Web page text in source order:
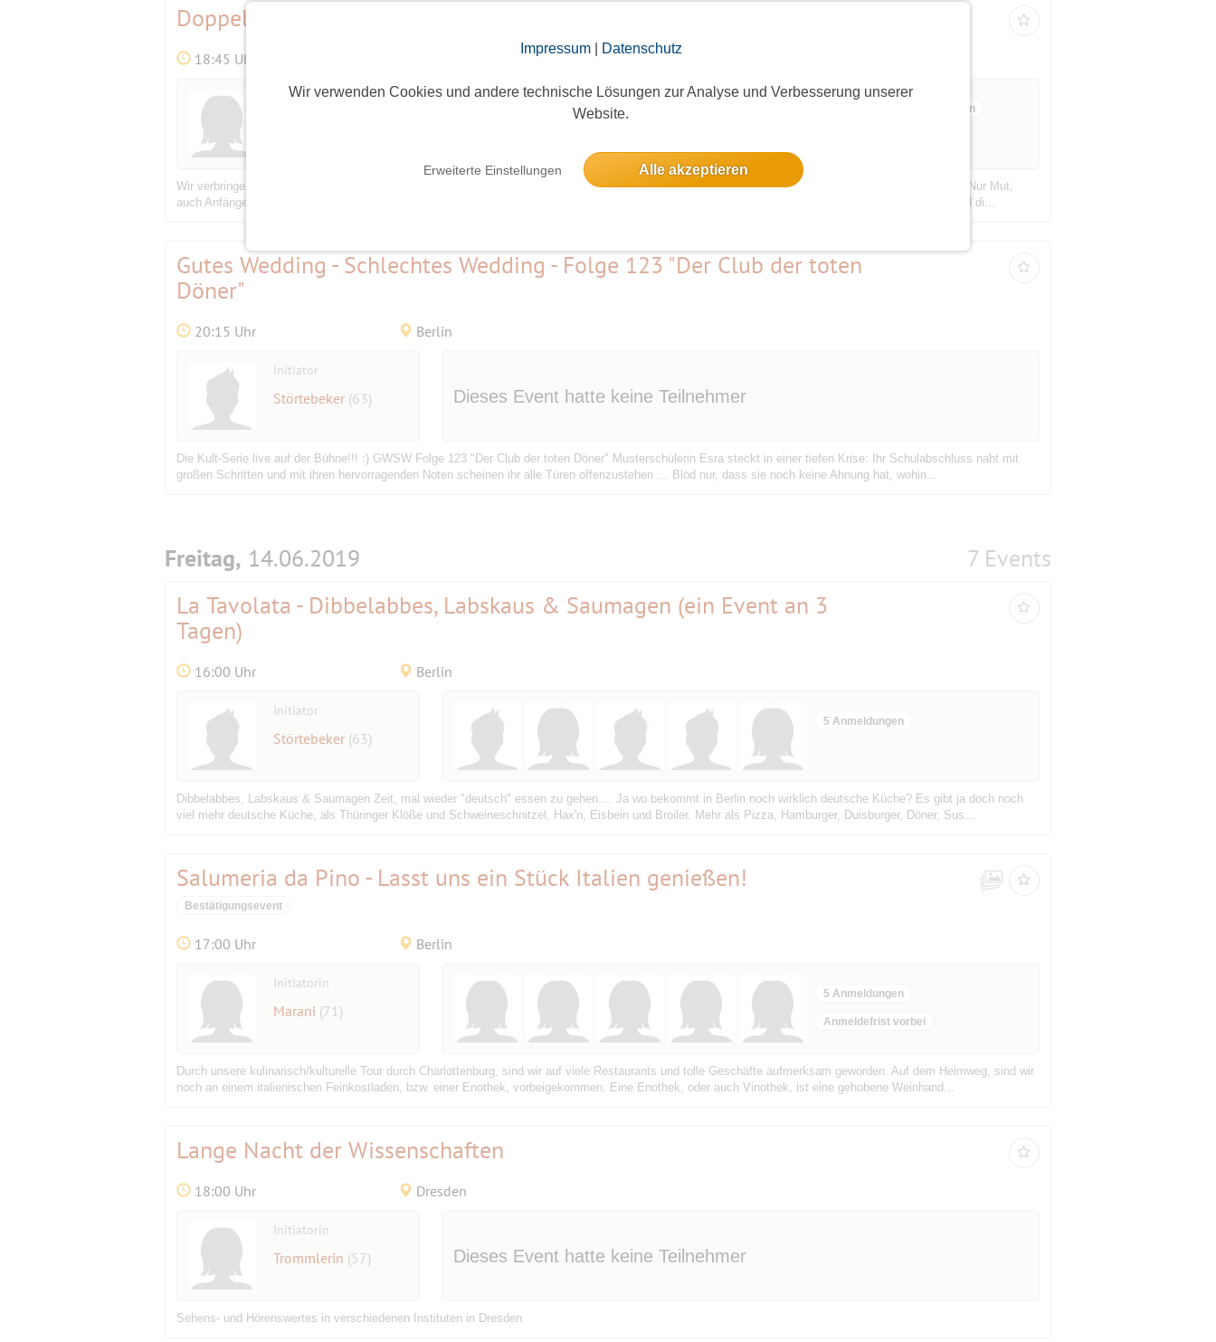
Impressum| Datenschutz
Wir verwenden Cookies und andere technische Lösungen zur Analyse und Verbesserung unserer
Website.
Erweiterte Einstellungen Alle akzeptieren
Doppelkopf mal wieder regelmäßig spielen
18:45 Uhr Mittelstraße 33, 12167 Berlin
Initiatorin
6 Anmeldungen
Wir verbringen jeder Woche einen lustigen entspannten und schönen Doppelkopf- Abend zusammen. Das macht Spass und trainiert unser Gedächtnis. Nur Mut,
auch Anfänger sind willkommen und nach ein Beobachtungsabend können sie mitspielen. Es gibt immer ein paar Experten, die bereit sind zu helfen und di...
Gutes Wedding - Schlechtes Wedding - Folge 123 "Der Club der toten
Döner"
20:15 Uhr Berlin
Initiator
Störtebeker (63) Dieses Event hatte keine Teilnehmer
Die Kult-Serie live auf der Bühne!!! :) GWSW Folge 123 "Der Club der toten Döner" Musterschülerin Esra steckt in einer tiefen Krise: Ihr Schulabschluss naht mit
großen Schritten und mit ihren hervorragenden Noten scheinen ihr alle Türen offenzustehen … Blöd nur, dass sie noch keine Ahnung hat, wohin...
Freitag, 14.06.2019
7 Events
La Tavolata - Dibbelabbes, Labskaus & Saumagen (ein Event an 3
Tagen)
16:00 Uhr Berlin
Initiator
Störtebeker (63)
5 Anmeldungen
Dibbelabbes, Labskaus & Saumagen Zeit, mal wieder "deutsch" essen zu gehen.... Ja wo bekommt in Berlin noch wirklich deutsche Küche? Es gibt ja doch noch
viel mehr deutsche Küche, als Thüringer Klöße und Schweineschnitzel, Hax'n, Eisbein und Broiler. Mehr als Pizza, Hamburger, Duisburger, Döner, Sus...
Salumeria da Pino - Lasst uns ein Stück Italien genießen!
Bestätigungsevent
17:00 Uhr Berlin
Initiatorin
Marani (71)
5 Anmeldungen
Anmeldefrist vorbei
Durch unsere kulinarisch/kulturelle Tour durch Charlottenburg, sind wir auf viele Restaurants und tolle Geschäfte aufmerksam geworden. Auf dem Heimweg, sind wir
noch an einem italienischen Feinkostladen, bzw. einer Enothek, vorbeigekommen. Eine Enothek, oder auch Vinothek, ist eine gehobene Weinhand...
Lange Nacht der Wissenschaften
18:00 Uhr Dresden
Initiatorin
Trommlerin (57) Dieses Event hatte keine Teilnehmer
Sehens- und Hörenswertes in verschiedenen Instituten in Dresden